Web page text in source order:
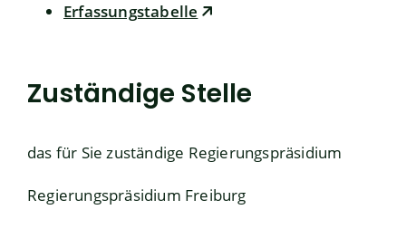
Erfassungstabelle
Zuständige Stelle
das für Sie zuständige Regierungspräsidium
Regierungspräsidium Freiburg